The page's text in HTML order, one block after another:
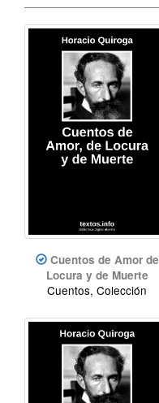
Cuentos de Amor de
Locura y de Muerte
Cuentos, Colección